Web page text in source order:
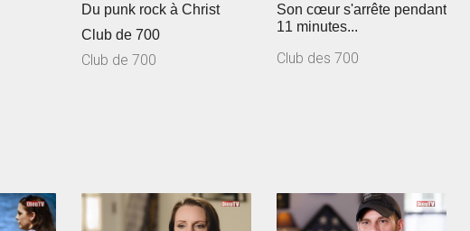
Du punk rock à Christ
Club de 700
Club de 700
Son cœur s'arrête pendant
11 minutes...
Club des 700